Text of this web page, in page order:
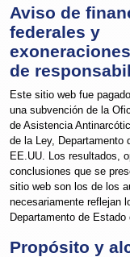
Aviso de
federales y
de
Este sitio web fue
una subvención de la
de Asistencia
de la Ley, Departamento
EE.UU. Los resultados,
conclusiones que se
sitio web son los de los
necesariamente reflejan
Departamento de Estado
Propósito y